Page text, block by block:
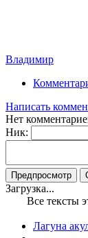
Владимир
Написать
Нет
Ник:
Загрузка...
Все тексты
Лагуна